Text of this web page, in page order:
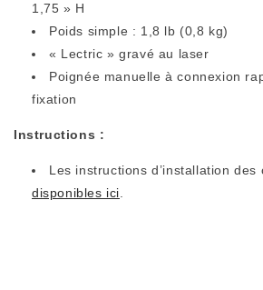
1,75 » H
Poids simple : 1,8 lb (0,8 kg)
« Lectric » gravé au laser
Poignée manuelle à connexion
fixation
Instructions :
Les instructions d’installation
disponibles ici